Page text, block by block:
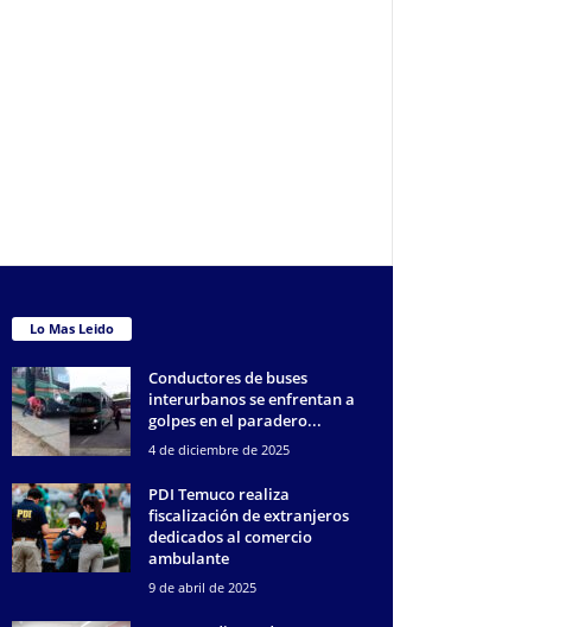
Lo Mas Leido
Conductores de buses
interurbanos se enfrentan a
golpes en el paradero...
4 de diciembre de 2025
PDI Temuco realiza
fiscalización de extranjeros
dedicados al comercio
ambulante
9 de abril de 2025